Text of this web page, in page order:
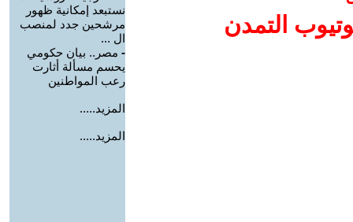
التمدن
نستبعد إمكانية ظهور
مرشحين جدد لمنصب
ال ...
- مصر.. بيان حكومي
يحسم مسألة أثارت
رعب المواطنين
المزيد.....
المزيد.....